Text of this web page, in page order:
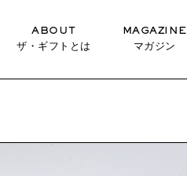
ABOUT
ザ・ギフトとは
MAGAZINE
マガジン